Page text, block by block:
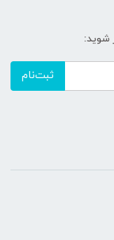
شوید:
ثبت‌نام